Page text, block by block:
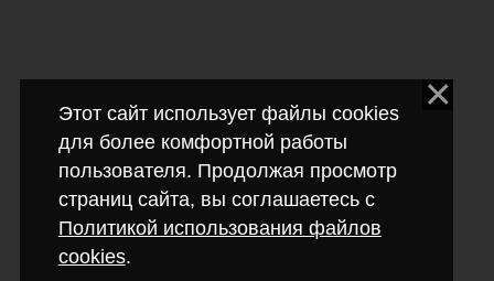
Этот сайт использует файлы cookies
для более комфортной работы
пользователя. Продолжая просмотр
страниц сайта, вы соглашаетесь с
Политикой использования файлов
cookies.